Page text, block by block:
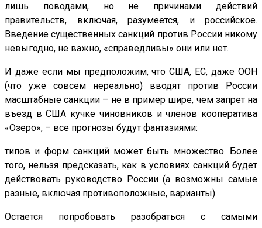
лишь поводами, но не причинами действий
правительств, включая, разумеется, и российское.
Введение существенных санкций против России никому
невыгодно, не важно, «справедливы» они или нет.
И даже если мы предположим, что США, ЕС, даже ООН
(что уже совсем нереально) вводят против России
масштабные санкции – не в пример шире, чем запрет на
въезд в США кучке чиновников и членов кооператива
«Озеро», – все прогнозы будут фантазиями:
типов и форм санкций может быть множество. Более
того, нельзя предсказать, как в условиях санкций будет
действовать руководство России (а возможны самые
разные, включая противоположные, варианты).
Остается попробовать разобраться с самыми